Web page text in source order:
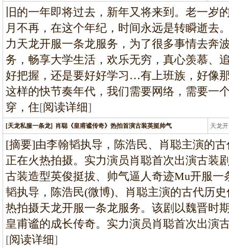
龙
旧的一年即将过去，新年又将来到。老一岁
月不再，在这个年纪，时间永远是转瞬逝去
力天龙开服一条龙服务，为了很多事情去奔
务，畅享大学生活，欢乐无穷，真心羡慕、
好把握，还是要好好学习…有上班族，好像
这样的快节奏年代，我们需要网络，需要一
穿，住[阅读详细]
[天龙私服一条龙] 肖聪《皇甫谧传奇》热拍首演古装英挺帅气 天龙
龙
[摘要]由李翰韬执导，陈浩民、肖聪主演的
正在火热拍摄。实力演员肖聪首次出演古装
古装造型英俊挺拔、帅气逼人奇迹Mu开服
韬执导，陈浩民(微博)、肖聪主演的古代历
热拍摄天龙开服一条龙服务。该剧以魏晋时
皇甫谧的成长传奇。实力演员肖聪首次出演
[阅读详细]